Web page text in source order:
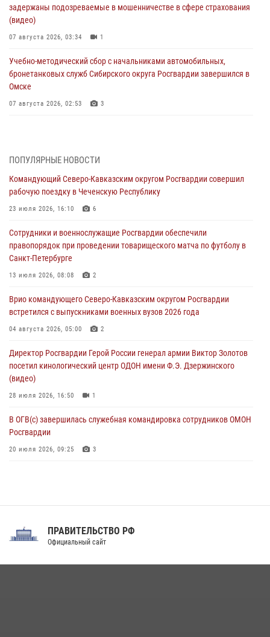
задержаны подозреваемые в мошенничестве в сфере страхования
(видео)
07 августа 2026, 03:34 1
Учебно-методический сбор с начальниками автомобильных,
бронетанковых служб Сибирского округа Росгвардии завершился в
Омске
07 августа 2026, 02:53 3
В Нижнем Новгороде состоялось Всероссийское совещание-
семинар по вопросам развития вневедомственной охраны
06 августа 2026, 14:47 10 1
В Брянске сотрудники и военнослужащие Росгвардии почтили
память Героя России Олега Визнюка
В кинологическом центре Уральского округа Росгвардии почтили
память товарищей, погибших при исполнении воинского долга
В Центральном округе Росгвардии прошли мероприятия к
108‑летию генерала армии И.К. Яковлева
06 августа 2026, 13:24
ПОПУЛЯРНЫЕ НОВОСТИ
Командующий Северо-Кавказским округом Росгвардии совершил
рабочую поездку в Чеченскую Республику
23 июля 2026, 16:10 6
Сотрудники и военнослужащие Росгвардии обеспечили
правопорядок при проведении товарищеского матча по футболу в
Санкт-Петербурге
13 июля 2026, 08:08 2
Врио командующего Северо-Кавказским округом Росгвардии
встретился с выпускниками военных вузов 2026 года
04 августа 2026, 05:00 2
Директор Росгвардии Герой России генерал армии Виктор Золотов
посетил кинологический центр ОДОН имени Ф.Э. Дзержинского
(видео)
28 июля 2026, 16:50 1
В ОГВ(с) завершилась служебная командировка сотрудников ОМОН
Росгвардии
20 июля 2026, 09:25 3
Праздник «Один день с Росгвардией» к 105-летию Центрального
ПРАВИТЕЛЬСТВО РФ
Официальный сайт